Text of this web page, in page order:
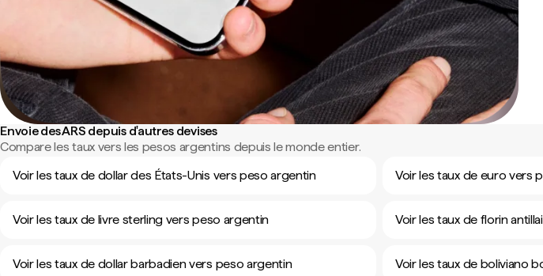
Envoie des ARS depuis d'autres devises
Compare les taux vers les pesos argentins depuis le monde entier.
Voir les taux de dollar des États-Unis vers peso argentin
Voir les taux de euro vers
Voir les taux de livre sterling vers peso argentin Voir les taux de florin
Voir les taux de dollar barbadien vers peso argentin Voir les taux de boliviano